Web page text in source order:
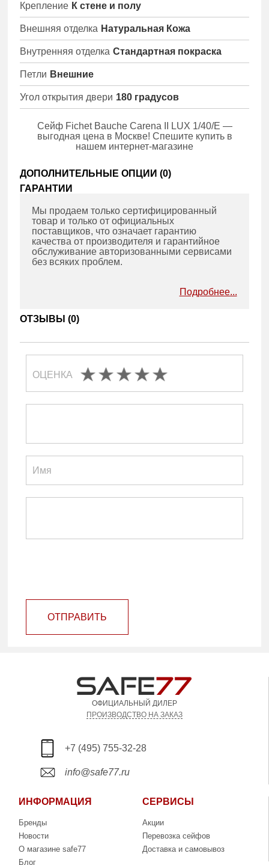
Крепление К стене и полу
Внешняя отделка Натуральная Кожа
Внутренняя отделка Стандартная покраска
Петли Внешние
Угол открытия двери 180 градусов
Сейф Fichet Bauche Carena II LUX 1/40/E —
выгодная цена в Москве! Спешите купить в
нашем интернет-магазине
ДОПОЛНИТЕЛЬНЫЕ ОПЦИИ (0)
ГАРАНТИИ
Мы продаем только сертифицированный
товар и только от официальных
поставщиков, что означает гарантию
качества от производителя и гарантийное
обслуживание авторизованными сервисами
без всяких проблем.
Подробнее...
ОТЗЫВЫ (0)
ОЦЕНКА
ОТПРАВИТЬ
ОФИЦИАЛЬНЫЙ ДИЛЕР
ПРОИЗВОДСТВО НА ЗАКАЗ
+7 (495) 755-32-28
info@safe77.ru
ИНФОРМАЦИЯ
Бренды
Новости
О магазине safe77
Блог
СЕРВИСЫ
Акции
Перевозка сейфов
Доставка и самовывоз